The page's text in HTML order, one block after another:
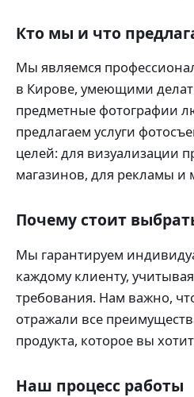
Кто мы и что
Мы являемся
в Кирове, умеющими
предметные фотографии
предлагаем услуги
целей: для визуализации
магазинов, для рекламы и
Почему стоит
Мы гарантируем
каждому клиенту,
требования. Нам важно,
отражали все
продукта, которое вы
Наш процесс работы